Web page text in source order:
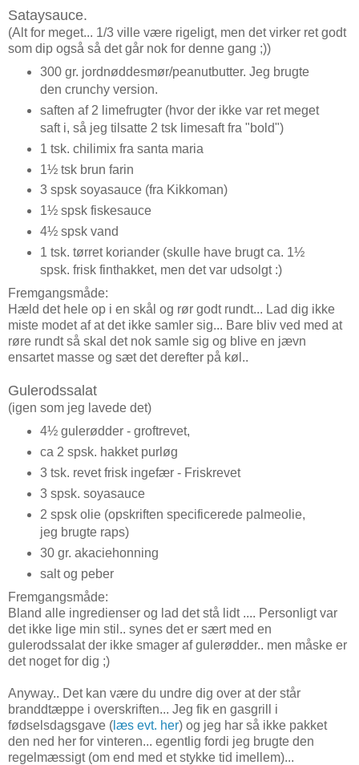
Sataysauce.
(Alt for meget... 1/3 ville være rigeligt, men det virker ret godt
som dip også så det går nok for denne gang ;))
300 gr. jordnøddesmør/peanutbutter. Jeg brugte
den crunchy version.
saften af 2 limefrugter (hvor der ikke var ret meget
saft i, så jeg tilsatte 2 tsk limesaft fra "bold")
1 tsk. chilimix fra santa maria
1½ tsk brun farin
3 spsk soyasauce (fra Kikkoman)
1½ spsk fiskesauce
4½ spsk vand
1 tsk. tørret koriander (skulle have brugt ca. 1½
spsk. frisk finthakket, men det var udsolgt :)
Fremgangsmåde:
Hæld det hele op i en skål og rør godt rundt... Lad dig ikke
miste modet af at det ikke samler sig... Bare bliv ved med at
røre rundt så skal det nok samle sig og blive en jævn
ensartet masse og sæt det derefter på køl..
Gulerodssalat
(igen som jeg lavede det)
4½ gulerødder - groftrevet,
ca 2 spsk. hakket purløg
3 tsk. revet frisk ingefær - Friskrevet
3 spsk. soyasauce
2 spsk olie (opskriften specificerede palmeolie,
jeg brugte raps)
30 gr. akaciehonning
salt og peber
Fremgangsmåde:
Bland alle ingredienser og lad det stå lidt .... Personligt var
det ikke lige min stil.. synes det er sært med en
gulerodssalat der ikke smager af gulerødder.. men måske er
det noget for dig ;)
Anyway.. Det kan være du undre dig over at der står
branddtæppe i overskriften... Jeg fik en gasgrill i
fødselsdagsgave ( læs evt. her) og jeg har så ikke pakket
den ned her for vinteren... egentlig fordi jeg brugte den
regelmæssigt (om end med et stykke tid imellem)...